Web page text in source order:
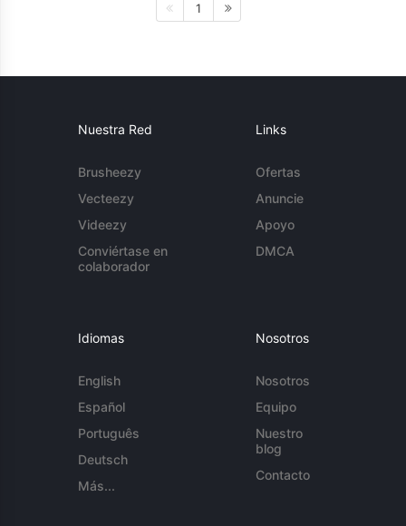
1
Nuestra Red
Brusheezy
Vecteezy
Videezy
Conviértase en
colaborador
Links
Ofertas
Anuncie
Apoyo
DMCA
Idiomas
English
Español
Português
Deutsch
Más...
Nosotros
Nosotros
Equipo
Nuestro
blog
Contacto